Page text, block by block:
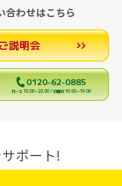
合わせはこちら
説明会
0120-62-0885
月～土 10:00～22:00 / 日曜日 10:00～19:00
ポート!